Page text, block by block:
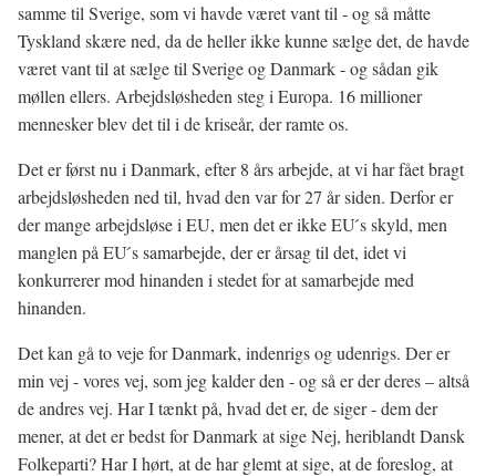
samme til Sverige, som vi havde været vant til - og så måtte
Tyskland skære ned, da de heller ikke kunne sælge det, de havde
været vant til at sælge til Sverige og Danmark - og sådan gik
møllen ellers. Arbejdsløsheden steg i Europa. 16 millioner
mennesker blev det til i de kriseår, der ramte os.
Det er først nu i Danmark, efter 8 års arbejde, at vi har fået bragt
arbejdsløsheden ned til, hvad den var for 27 år siden. Derfor er
der mange arbejdsløse i EU, men det er ikke EU ́s skyld, men
manglen på EU ́s samarbejde, der er årsag til det, idet vi
konkurrerer mod hinanden i stedet for at samarbejde med
hinanden.
Det kan gå to veje for Danmark, indenrigs og udenrigs. Der er
min vej - vores vej, som jeg kalder den - og så er der deres – altså
de andres vej. Har I tænkt på, hvad det er, de siger - dem der
mener, at det er bedst for Danmark at sige Nej, heriblandt Dansk
Folkeparti? Har I hørt, at de har glemt at sige, at de foreslog, at